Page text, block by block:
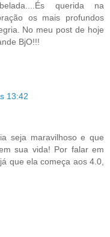
querida na
os mais profundos
No meu post de hoje
BjO!!!
13:42
seja maravilhoso e que
sua vida! Por falar em
que ela começa aos 4.0,